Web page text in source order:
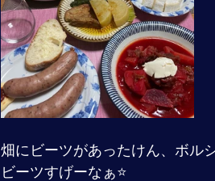
畑にビーツがあったけん、ボル
ビーツすげーなぁ⭐️